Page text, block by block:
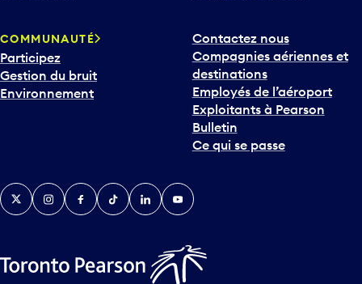
COMMUNAUTÉ
Participez
Gestion du bruit
Environnement
Contactez nous
Compagnies aériennes et
destinations
Employés de l’aéroport
Exploitants à Pearson
Bulletin
Ce qui se passe
TwitterInstagramFacebook
TikTokLinkedInYouTube